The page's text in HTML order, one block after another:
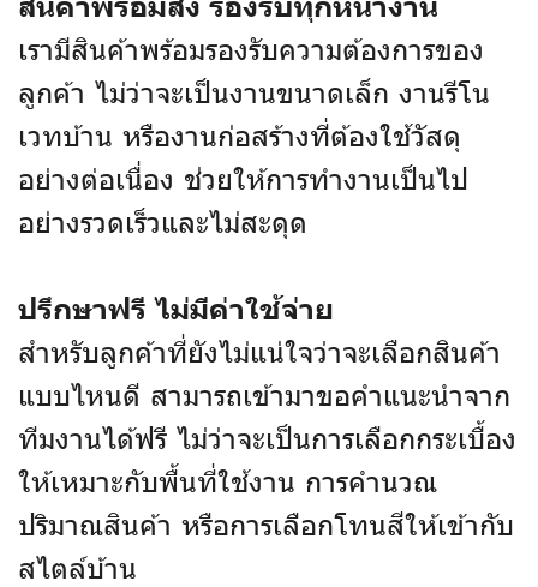
เรามีสินค้าพร้อมรองรับความต้องการของ
ลูกค้า ไม่ว่าจะเป็นงานขนาดเล็ก งานรีโน
เวทบ้าน หรืองานก่อสร้างที่ต้องใช้วัสดุ
อย่างต่อเนื่อง ช่วยให้การทำงานเป็นไป
อย่างรวดเร็วและไม่สะดุด
ปรึกษาฟรี ไม่มีค่าใช้จ่าย
สำหรับลูกค้าที่ยังไม่แน่ใจว่าจะเลือกสินค้า
แบบไหนดี สามารถเข้ามาขอคำแนะนำจาก
ทีมงานได้ฟรี ไม่ว่าจะเป็นการเลือกกระเบื้อง
ให้เหมาะกับพื้นที่ใช้งาน การคำนวณ
ปริมาณสินค้า หรือการเลือกโทนสีให้เข้ากับ
สไตล์บ้าน